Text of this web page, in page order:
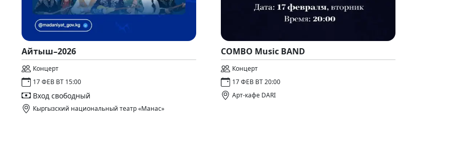
Айтыш–2026
Концерт
17 ФЕВ ВТ 15:00
Вход свободный
Кыргызский национальный театр «Манас»
COMBO Music BAND
Концерт
17 ФЕВ ВТ 20:00
Арт-кафе DARI